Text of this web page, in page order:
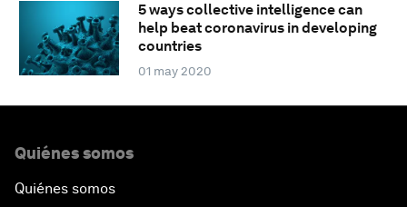
5 ways collective intelligence can
help beat coronavirus in developing
countries
01 may 2020
Quiénes somos
Quiénes somos